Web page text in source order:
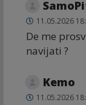
11.05.2026
De me
navijati ?
Kemo
11.05.2026